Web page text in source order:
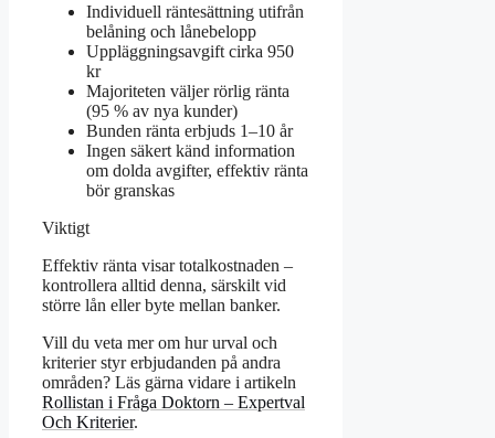
Individuell räntesättning utifrån
belåning och lånebelopp
Uppläggningsavgift cirka 950
kr
Majoriteten väljer rörlig ränta
(95 % av nya kunder)
Bunden ränta erbjuds 1–10 år
Ingen säkert känd information
om dolda avgifter, effektiv ränta
bör granskas
Viktigt
Effektiv ränta visar totalkostnaden –
kontrollera alltid denna, särskilt vid
större lån eller byte mellan banker.
Vill du veta mer om hur urval och
kriterier styr erbjudanden på andra
områden? Läs gärna vidare i artikeln
Rollistan i Fråga Doktorn – Expertval
Och Kriterier.